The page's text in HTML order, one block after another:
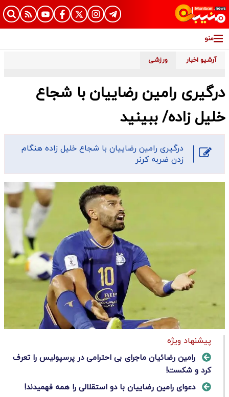
منو
آرشیو اخبار ورزشی
درگیری رامین رضاییان با شجاع
خلیل زاده/ ببینید
درگیری رامین رضاییان با شجاع خلیل زاده هنگام
زدن ضربه کرنر
پیشنهاد ویژه
رامین رضائیان ماجرای بی احترامی در پرسپولیس را تعرف
کرد و شکست!
دعوای رامین رضاییان با دو استقلالی را همه فهمیدند!